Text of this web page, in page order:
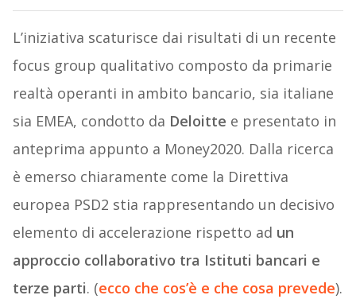
L’iniziativa scaturisce dai risultati di un recente
focus group qualitativo composto da primarie
realtà operanti in ambito bancario, sia italiane
sia EMEA, condotto da Deloitte e presentato in
anteprima appunto a Money2020. Dalla ricerca
è emerso chiaramente come la Direttiva
europea PSD2 stia rappresentando un decisivo
elemento di accelerazione rispetto ad un
approccio collaborativo tra Istituti bancari e
terze parti. (ecco che cos’è e che cosa prevede).